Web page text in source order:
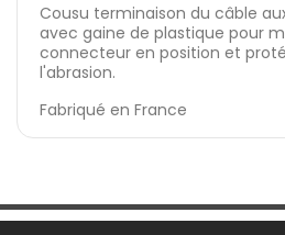
Cousu terminaison du câble
avec gaine de plastique pour
connecteur en position et
l'abrasion.
Fabriqué en France